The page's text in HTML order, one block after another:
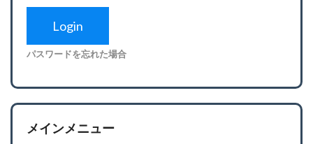
パスワードを忘れた場合
メインメニュー